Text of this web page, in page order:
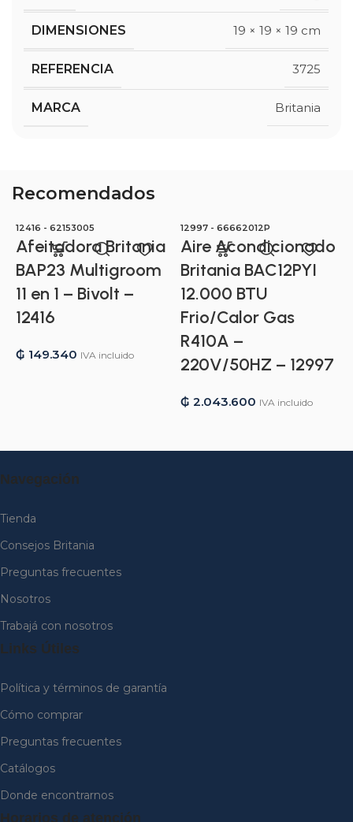
DIMENSIONES 19 × 19 × 19 cm
REFERENCIA 3725
MARCA Britania
Recomendados
12416 - 62153005
Afeitadora Britania
BAP23 Multigroom
11 en 1 – Bivolt –
12416
₲ 149.340 IVA incluido
12997 - 66662012P
Aire Acondicionado
Britania BAC12PYI
12.000 BTU
Frio/Calor Gas
R410A –
220V/50HZ – 12997
₲ 2.043.600 IVA incluido
Navegación
Tienda
Consejos Britania
Preguntas frecuentes
Nosotros
Trabajá con nosotros
Links Útiles
Política y términos de garantía
Cómo comprar
Preguntas frecuentes
Catálogos
Donde encontrarnos
Horarios de atención